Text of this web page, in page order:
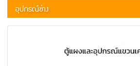
อุปกรณ์ช่าง